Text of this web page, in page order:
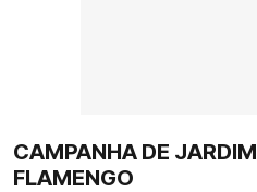
CAMPANHA DE
FLAMENGO